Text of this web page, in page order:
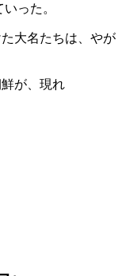
った。
大名たちは、やが
が、現れ